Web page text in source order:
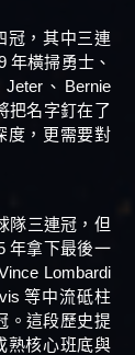
冠，其中三連
年橫掃勇士、
、Bernie
把名字釘在了
度，更需要對
隊三連冠，但
年拿下最後一
Lombardi
等中流砥柱
。這段歷史提
熟核心班底與